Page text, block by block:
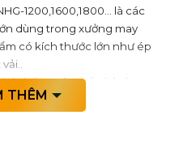
1200,1600,1800… là các
dùng trong xưởng may
có kích thước lớn như ép
hệ thống công tắc hành
trong quá trình vận
tắt nhiệt tự động giúp tiết
THÊM